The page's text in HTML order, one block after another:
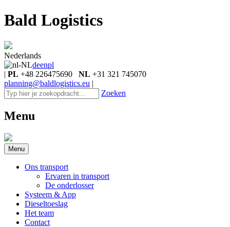
Bald Logistics
Nederlands
deenpl
| PL +48 226475690 NL +31 321 745070
planning@baldlogistics.eu |
Zoeken
Menu
Menu
Ons transport
Ervaren in transport
De onderlosser
Systeem & App
Dieseltoeslag
Het team
Contact